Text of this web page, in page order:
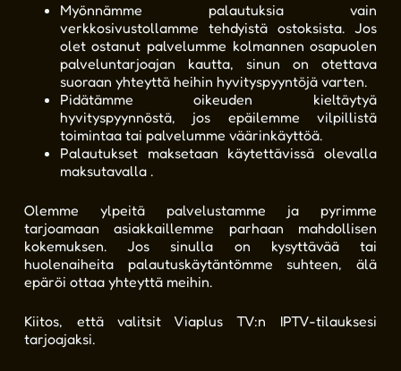
Myönnämme palautuksia vain
verkkosivustollamme tehdyistä ostoksista. Jos
olet ostanut palvelumme kolmannen osapuolen
palveluntarjoajan kautta, sinun on otettava
suoraan yhteyttä heihin hyvityspyyntöjä varten.
Pidätämme oikeuden kieltäytyä
hyvityspyynnöstä, jos epäilemme vilpillistä
toimintaa tai palvelumme väärinkäyttöä.
Palautukset maksetaan käytettävissä olevalla
maksutavalla .
Olemme ylpeitä palvelustamme ja pyrimme
tarjoamaan asiakkaillemme parhaan mahdollisen
kokemuksen. Jos sinulla on kysyttävää tai
huolenaiheita palautuskäytäntömme suhteen, älä
epäröi ottaa yhteyttä meihin.
Kiitos, että valitsit Viaplus TV:n IPTV-tilauksesi
tarjoajaksi.